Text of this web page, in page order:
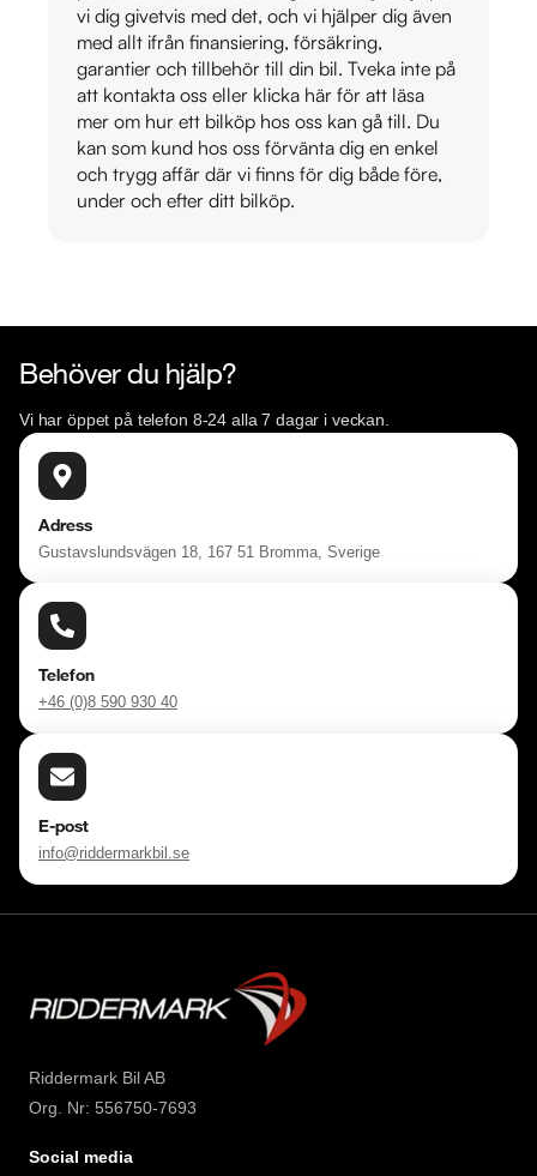
vi dig givetvis med det, och vi hjälper dig även
med allt ifrån finansiering, försäkring,
garantier och tillbehör till din bil. Tveka inte på
att kontakta oss eller klicka här för att läsa
mer om hur ett bilköp hos oss kan gå till. Du
kan som kund hos oss förvänta dig en enkel
och trygg affär där vi finns för dig både före,
under och efter ditt bilköp.
Behöver du hjälp?
Vi har öppet på telefon 8-24 alla 7 dagar i veckan.
Adress
Gustavslundsvägen 18, 167 51 Bromma, Sverige
Telefon
+46 (0)8 590 930 40
E-post
info@riddermarkbil.se
Riddermark Bil AB
Org. Nr: 556750-7693
Social media